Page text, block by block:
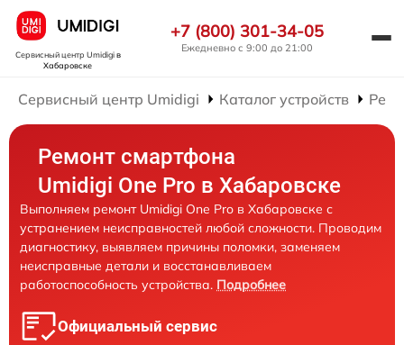
Сервисный центр Umidigiв
Хабаровске
+7 (800) 301-34-05
Ежедневно с 9:00 до 21:00
Сервисный центр Umidigi Каталог устройств
Ремонт смартфона
Umidigi One Pro в Хабаровске
Выполняем ремонт Umidigi One Pro в Хабаровске с
устранением неисправностей любой сложности. Проводим
диагностику, выявляем причины поломки, заменяем
неисправные детали и восстанавливаем
работоспособность устройства. Подробнее
Официальный сервис